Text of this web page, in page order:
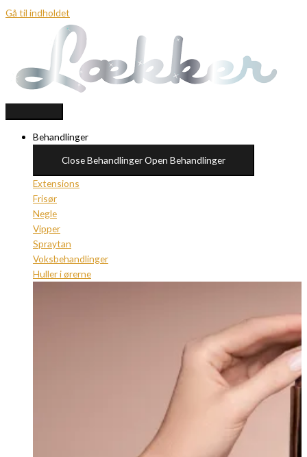
Gå til indholdet
Behandlinger
Close BehandlingerOpen Behandlinger
Extensions
Frisør
Negle
Vipper
Spraytan
Voksbehandlinger
Huller i ørerne